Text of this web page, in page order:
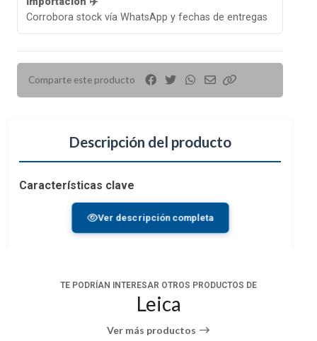
Corrobora stock vía WhatsApp y fechas de entregas
Comparte este producto
Descripción del producto
Características clave
Prismas de techo corregidos por fase P40
Óptica HighLux totalmente multirecubido
Recubrimientos ópticos HDC y AquaDura
Rueda de enfoque central de bajo perfil
Oculares de goma retorcidas
Compacto: 4,3x3,6"
Ver descripción completa
TE PODRÍAN INTERESAR OTROS PRODUCTOS DE
Leica
Ver más productos